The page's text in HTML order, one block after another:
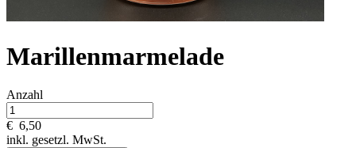
Marillenmarmelade
Anzahl
€ 6,50
inkl. gesetzl. MwSt.